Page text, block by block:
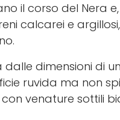
il corso del Nera
calcarei e
dimensioni di
ruvida ma non
venature sottili